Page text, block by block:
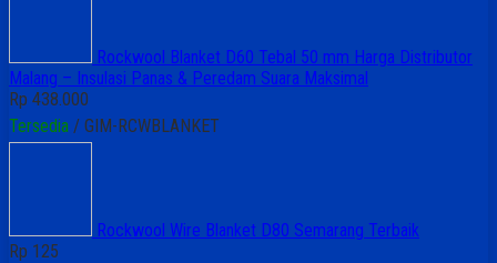
Rockwool Blanket D60 Tebal 50 mm Harga Distributor
Malang – Insulasi Panas & Peredam Suara Maksimal
Rp 438.000
Tersedia / GIM-RCWBLANKET
Rockwool Wire Blanket D80 Semarang Terbaik
Rp 125